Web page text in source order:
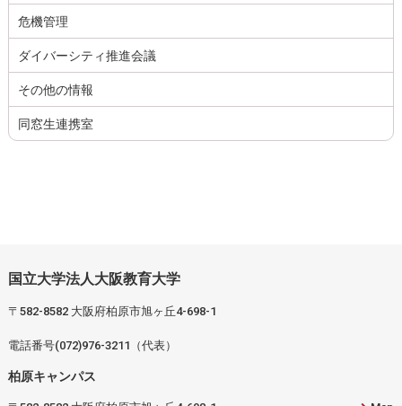
危機管理
ダイバーシティ推進会議
その他の情報
同窓生連携室
国立大学法人大阪教育大学
〒582-8582 大阪府柏原市旭ヶ丘4-698-1
電話番号(072)976-3211（代表）
柏原キャンパス